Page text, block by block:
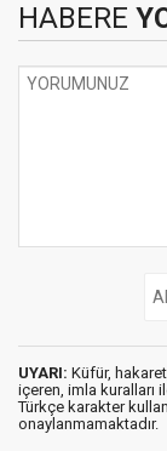
HABERE
UYARI: Küfür,
içeren, imla kuralları
Türkçe karakter
onaylanmamaktadır.